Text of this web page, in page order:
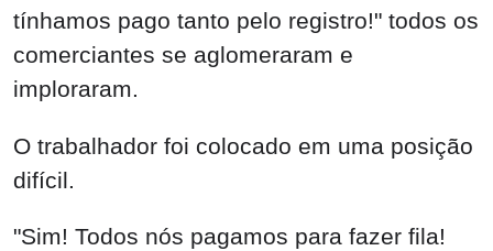
tínhamos pago tanto pelo registro!" todos os
comerciantes se aglomeraram e
imploraram.
O trabalhador foi colocado em uma posição
difícil.
"Sim! Todos nós pagamos para fazer fila!